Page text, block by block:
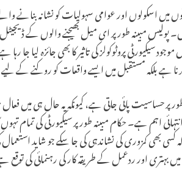
میں اسکولوں اور عوامی سہولیات کو نشانہ
پولیس مبینہ طور پر ای میل بھیجنے والوں کے
سیکیورٹی پروٹوکولز کی تاثیر کا بھی جائزہ لیا جا
ہے بلکہ مستقبل میں ایسے واقعات کو روکنے کے
پر حساسیت پائی جاتی ہے، کیونکہ یہ حال ہی میں
اہم ہے۔ حکام مبینہ طور پر سیکیورٹی کی تمام
کسی بھی کمزوری کی نشاندہی کی جا سکے جو شاید
اور ردعمل کے طریقہ کار کی رہنمائی کی